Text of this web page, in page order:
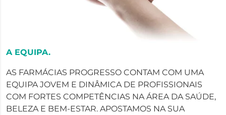
A EQUIPA.
AS FARMÁCIAS PROGRESSO CONTAM COM UMA
EQUIPA JOVEM E DINÂMICA DE PROFISSIONAIS
COM FORTES COMPETÊNCIAS NA ÁREA DA SAÚDE,
BELEZA E BEM-ESTAR. APOSTAMOS NA SUA